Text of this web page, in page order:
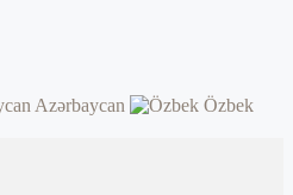
Azərbaycan
Özbek